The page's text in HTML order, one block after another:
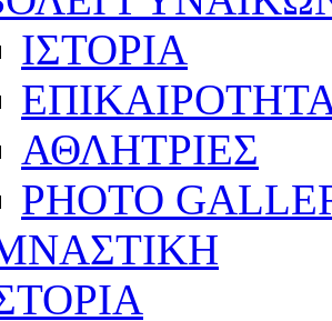
ΙΣΤΟΡΙΑ
ΑΘΛΗΤΡΙΕΣ
PHOTO